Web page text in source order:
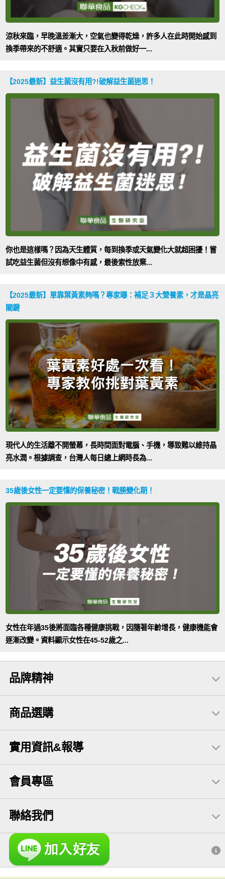
涼秋來臨，早晚溫差漸大，空氣也變得乾燥，許多人在此時開始感到
換季帶來的不舒適。其實只要在入秋前做好一...
【2025最新】益生菌沒有用?!破解益生菌迷思！
你也是這樣嗎？因為天生體質，每到換季或天氣變化大就超困擾！嘗
試吃益生菌但沒有想像中有感，最後索性放棄...
【2025最新】單靠葉黃素夠嗎？專家曝：補足３大營養素，才是晶亮
關鍵
現代人的生活離不開螢幕，長時間面對電腦、手機，導致難以維持晶
亮水潤。根據調查，台灣人每日總上網時長為...
35歲後女性一定要懂的保養秘密！戰勝變化期！
女性在年過35後將面臨各種健康挑戰，因隨著年齡增長，健康機能會
逐漸改變。資料顯示女性在45-52歲之...
品牌精神
商品選購
實用資訊&報導
會員專區
聯絡我們